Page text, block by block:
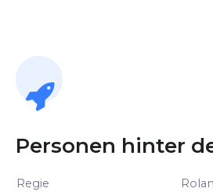
Personen hinter
Regie